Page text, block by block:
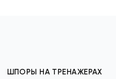
ШПОРЫ НА ТРЕНАЖЕРАХ